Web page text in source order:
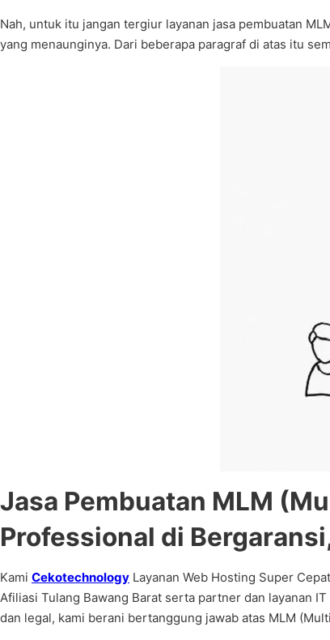
Nah, untuk itu jangan tergiur layanan jasa pembuatan
yang menaunginya. Dari beberapa paragraf di atas itu
Jasa Pembuatan MLM
Professional di
Kami Cekotechnology Layanan Web Hosting Super
Afiliasi Tulang Bawang Barat serta partner dan layanan
dan legal, kami berani bertanggung jawab atas MLM